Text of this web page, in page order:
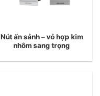
Nút ấn sảnh – vỏ hợp kim
nhôm sang trọng